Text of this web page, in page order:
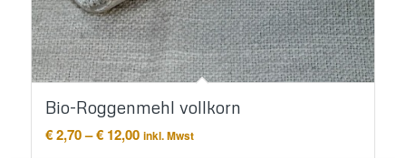
Bio-Roggenmehl vollkorn
€2,70–€12,00Preisspanne:
inkl. Mwst